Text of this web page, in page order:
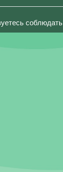
соблюдать